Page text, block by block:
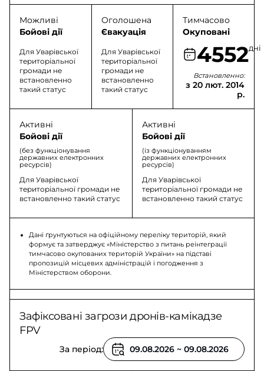
Можливі
Бойові дії
Для Уварівської
територіальної
громади не
встановленно
такий статус
Оголошена
Євакуація
Для Уварівської
територіальної
громади не
встановленно
такий статус
Тимчасово
Окуповані
4552дні
Встановленно:
з 20 лют. 2014
р.
Активні
Бойові дії
(без функціонування
державних електронних
ресурсів)
Для Уварівської
територіальної громади не
встановленно такий статус
Активні
Бойові дії
(із функціонуванням
державних електронних
ресурсів)
Для Уварівської
територіальної громади не
встановленно такий статус
Дані ґрунтуються на офіційному переліку територій, який
формує та затверджує «Міністерство з питань реінтеграції
тимчасово окупованих територій України» на підставі
пропозицій місцевих адміністрацій і погодження з
Міністерством оборони.
Зафіксовані загрози дронів-камікадзе
FPV
За період: